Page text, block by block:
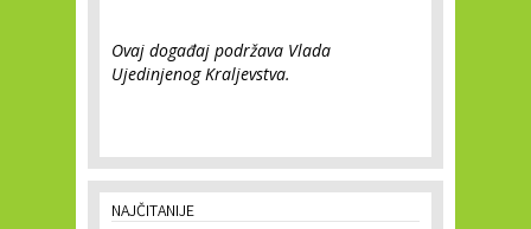
Ovaj događaj podržava Vlada
Ujedinjenog Kraljevstva.
NAJČITANIJE